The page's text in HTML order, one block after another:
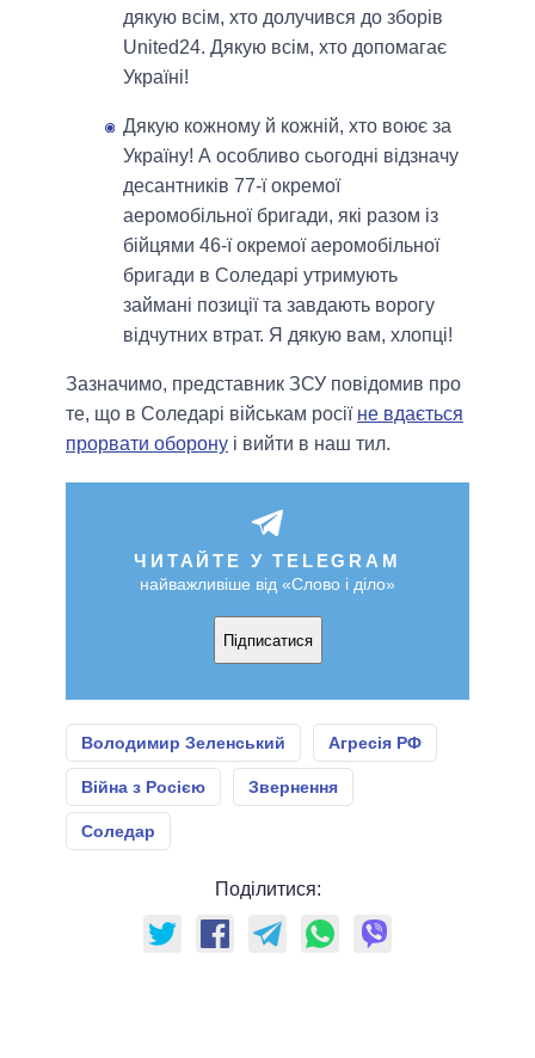
дякую всім, хто долучився до зборів
United24. Дякую всім, хто допомагає
Україні!
Дякую кожному й кожній, хто воює за
Україну! А особливо сьогодні відзначу
десантників 77-ї окремої
аеромобільної бригади, які разом із
бійцями 46-ї окремої аеромобільної
бригади в Соледарі утримують
займані позиції та завдають ворогу
відчутних втрат. Я дякую вам, хлопці!
Зазначимо, представник ЗСУ повідомив про
те, що в Соледарі військам росії не вдається
прорвати оборону і вийти в наш тил.
ЧИТАЙТЕ У TELEGRAM
найважливіше від «Слово і діло»
Підписатися
Володимир Зеленський Агресія РФ
Війна з Росією Звернення
Соледар
Поділитися: